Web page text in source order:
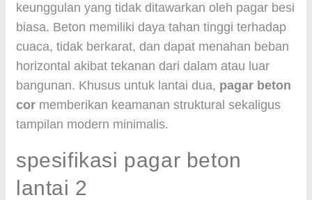
keunggulan yang tidak ditawarkan oleh pagar besi
biasa. Beton memiliki daya tahan tinggi terhadap
cuaca, tidak berkarat, dan dapat menahan beban
horizontal akibat tekanan dari dalam atau luar
bangunan. Khusus untuk lantai dua, pagar beton
cor memberikan keamanan struktural sekaligus
tampilan modern minimalis.
spesifikasi pagar beton
lantai 2